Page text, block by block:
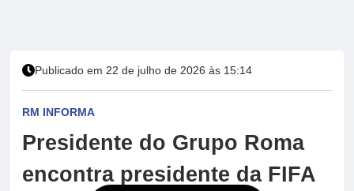
Publicado em 22 de julho de 2026 às 15:14
RM INFORMA
Presidente do Grupo Roma
encontra presidente da FIFA